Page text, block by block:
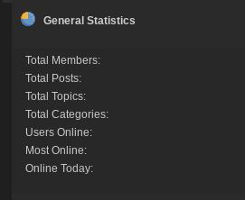
General Statistics
Total Members:
Total Posts:
Total Topics:
Total Categories:
Users Online:
Most Online:
Online Today: